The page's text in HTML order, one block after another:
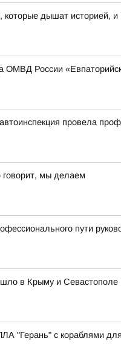
которые дышат историей,
ОМВД России
провела
говорит, мы делаем
пути
в Крыму и Севастополе
"Герань" с кораблями